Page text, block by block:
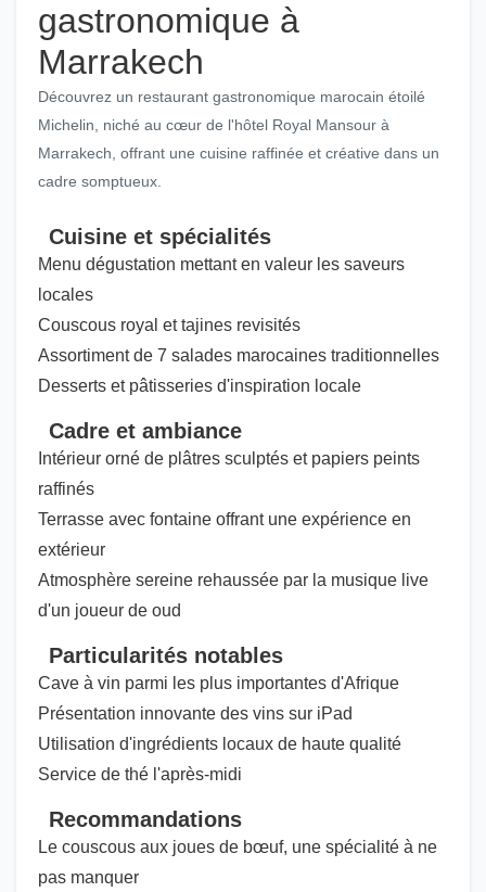
gastronomique à
Marrakech
Découvrez un restaurant gastronomique marocain étoilé
Michelin, niché au cœur de l'hôtel Royal Mansour à
Marrakech, offrant une cuisine raffinée et créative dans un
cadre somptueux.
Cuisine et spécialités
Menu dégustation mettant en valeur les saveurs
locales
Couscous royal et tajines revisités
Assortiment de 7 salades marocaines traditionnelles
Desserts et pâtisseries d'inspiration locale
Cadre et ambiance
Intérieur orné de plâtres sculptés et papiers peints
raffinés
Terrasse avec fontaine offrant une expérience en
extérieur
Atmosphère sereine rehaussée par la musique live
d'un joueur de oud
Particularités notables
Cave à vin parmi les plus importantes d'Afrique
Présentation innovante des vins sur iPad
Utilisation d'ingrédients locaux de haute qualité
Service de thé l'après-midi
Recommandations
Le couscous aux joues de bœuf, une spécialité à ne
pas manquer